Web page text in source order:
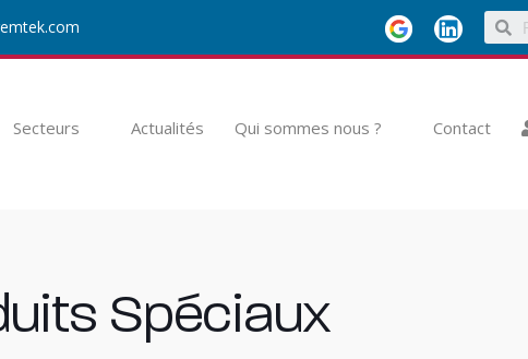
Secteurs Actualités Qui sommes nous ? Contact
Spéciaux